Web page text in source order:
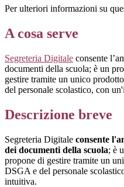
Per ulteriori informazioni su
A cosa serve
Segreteria Digitale consente
documenti della scuola; è un
gestire tramite un unico
del personale scolastico, con
Descrizione breve
Segreteria Digitale consente
dei documenti della scuola; è
propone di gestire tramite un
DSGA e del personale
intuitiva.